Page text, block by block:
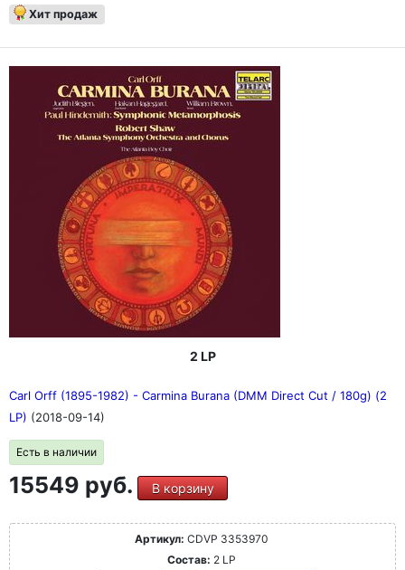
Хит продаж
2 LP
Carl Orff (1895-1982) - Carmina Burana (DMM Direct Cut / 180g) (2
LP) (2018-09-14)
Есть в наличии
15549 руб. В корзину
Артикул: CDVP 3353970
Состав: 2 LP